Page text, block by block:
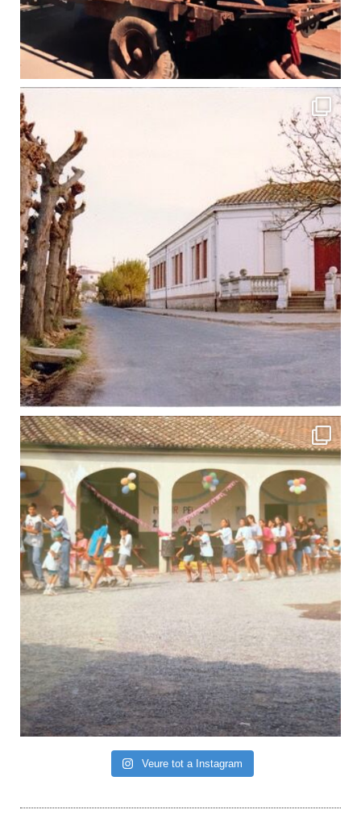
Veure tot a Instagram